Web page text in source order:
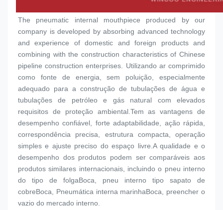
The pneumatic internal mouthpiece produced by our
company is developed by absorbing advanced technology
and experience of domestic and foreign products and
combining with the construction characteristics of Chinese
pipeline construction enterprises. Utilizando ar comprimido
como fonte de energia, sem poluição, especialmente
adequado para a construção de tubulações de água e
tubulações de petróleo e gás natural com elevados
requisitos de proteção ambiental.Tem as vantagens de
desempenho confiável, forte adaptabilidade, ação rápida,
correspondência precisa, estrutura compacta, operação
simples e ajuste preciso do espaço livre.A qualidade e o
desempenho dos produtos podem ser comparáveis aos
produtos similares internacionais, incluindo o pneu interno
do tipo de folgaBoca , pneu interno tipo sapato de
cobreBoca , Pneumática interna marinhaBoca , preencher o
vazio do mercado interno.